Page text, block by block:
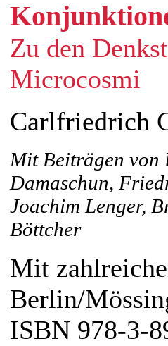
Zu den
Microcosmi
Carlfriedrich
Mit Beiträgen von
Damaschun,
Joachim Lenger,
Böttcher
Mit
Berlin/
ISBN 978-3-